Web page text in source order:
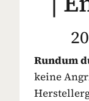
Rundum
keine